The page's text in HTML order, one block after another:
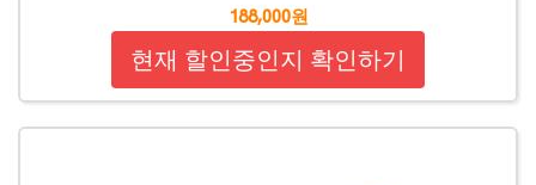
188,000원
현재 할인중인지 확인하기